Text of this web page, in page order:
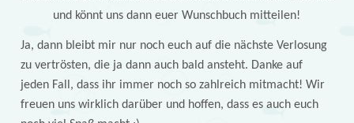
und könnt uns dann euer Wunschbuch mitteilen!
Ja, dann bleibt mir nur noch euch auf die nächste Verlosung
zu vertrösten, die ja dann auch bald ansteht. Danke auf
jeden Fall, dass ihr immer noch so zahlreich mitmacht! Wir
freuen uns wirklich darüber und hoffen, dass es auch euch